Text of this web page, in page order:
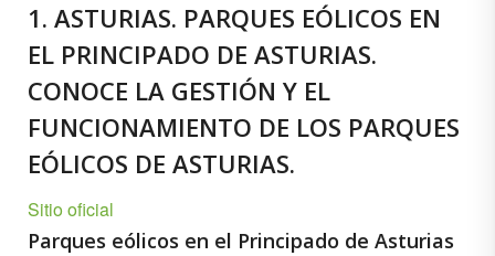
1. ASTURIAS. PARQUES EÓLICOS EN
EL PRINCIPADO DE ASTURIAS.
CONOCE LA GESTIÓN Y EL
FUNCIONAMIENTO DE LOS PARQUES
EÓLICOS DE ASTURIAS.
Sitio oficial
Parques eólicos en el Principado de Asturias